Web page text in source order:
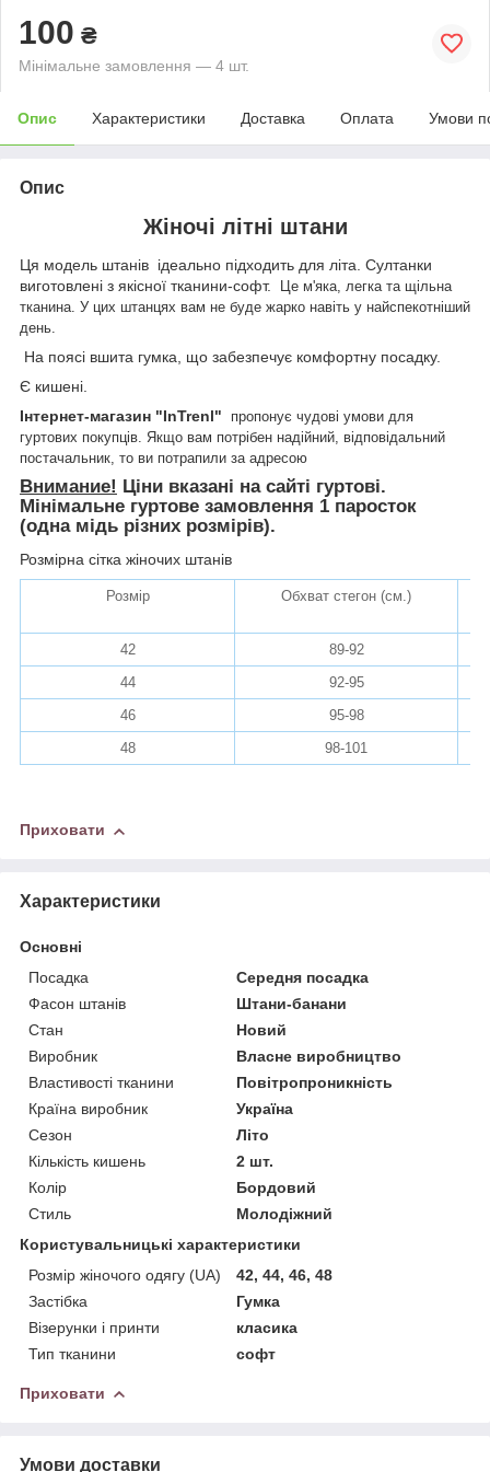
100 ₴
Мінімальне замовлення — 4 шт.
Опис Характеристики Доставка Оплата Умови
Опис
Жіночі літні штани
Ця модель штанів ідеально підходить для літа. Султанки
виготовлені з якісної тканини-софт.
Це м'яка, легка та щільна
тканина. У цих штанцях вам не буде жарко навіть у найспекотніший
день.
На поясі вшита гумка, що забезпечує комфортну посадку.
Є кишені.
Інтернет-магазин "InTrenl"
пропонує чудові умови для
гуртових покупців. Якщо вам потрібен надійний, відповідальний
постачальник, то ви потрапили за адресою
Внимание! Ціни вказані на сайті гуртові.
Мінімальне гуртове замовлення 1 паросток
(одна мідь різних розмірів).
Розмірна сітка жіночих штанів
Розмір Обхват стегон (см.)
42
89-92
44
92-95
46
95-98
48
98-101
Приховати
Характеристики
Основні
Посадка
Середня посадка
Фасон штанів
Штани-банани
Стан
Новий
Виробник
Власне виробництво
Властивості тканини
Повітропроникність
Країна виробник
Україна
Сезон
Літо
Кількість кишень
2 шт.
Колір
Бордовий
Стиль
Молодіжний
Користувальницькі характеристики
Розмір жіночого одягу (UA)
42, 44, 46, 48
Застібка
Гумка
Візерунки і принти
класика
Тип тканини
софт
Приховати
Умови доставки